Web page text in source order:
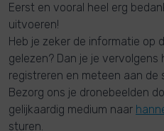
Eerst en vooral heel erg
uitvoeren!
Heb je zeker de informatie op
gelezen? Dan je je
registreren en meteen aan de
Bezorg ons je dronebeelden
gelijkaardig medium naar
sturen.